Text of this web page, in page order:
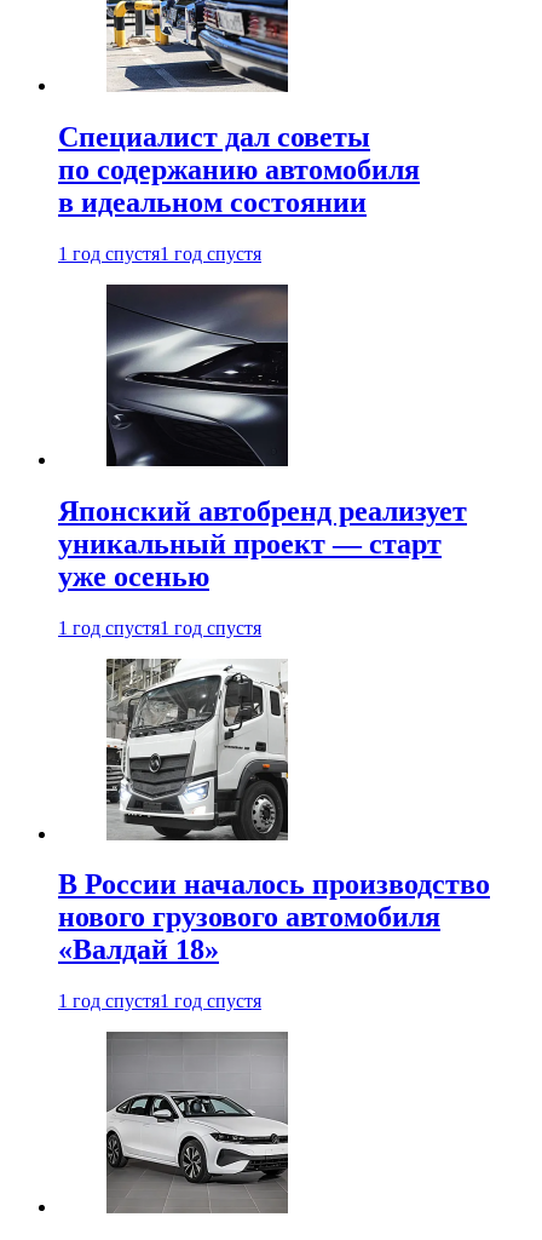
Специалист дал советы
по содержанию автомобиля
в идеальном состоянии
1 год спустя1 год спустя
Японский автобренд реализует
уникальный проект — старт
уже осенью
1 год спустя1 год спустя
В России началось производство
нового грузового автомобиля
«Валдай 18»
1 год спустя1 год спустя